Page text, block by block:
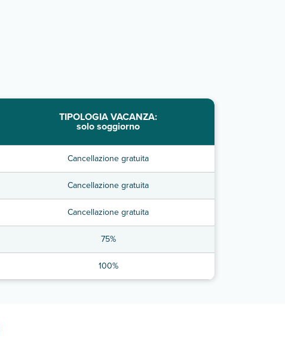
TIPOLOGIA VACANZA:
solo soggiorno
Cancellazione gratuita
Cancellazione gratuita
Cancellazione gratuita
75%
100%